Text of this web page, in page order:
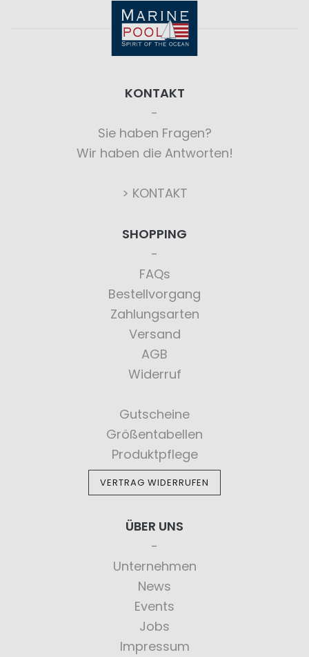
KONTAKT
Sie haben Fragen?
Wir haben die Antworten!
> KONTAKT
SHOPPING
FAQs
Bestellvorgang
Zahlungsarten
Versand
AGB
Widerruf
Gutscheine
Größentabellen
Produktpflege
VERTRAG WIDERRUFEN
ÜBER UNS
Unternehmen
News
Events
Jobs
Impressum